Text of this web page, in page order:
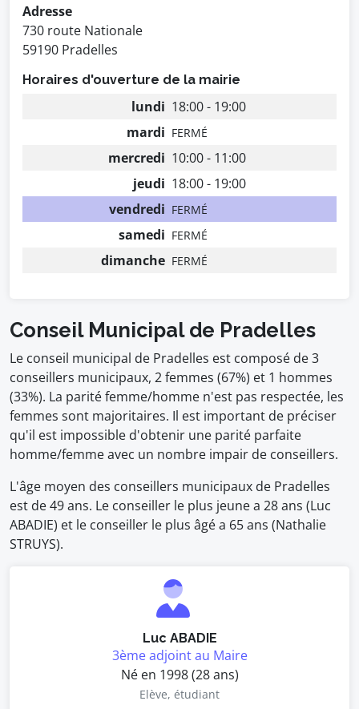
Adresse
730 route Nationale
59190 Pradelles
Horaires d'ouverture de la mairie
lundi 18:00 - 19:00
mardi FERMÉ
mercredi 10:00 - 11:00
jeudi 18:00 - 19:00
vendredi FERMÉ
samedi FERMÉ
dimanche FERMÉ
Conseil Municipal de Pradelles
Le conseil municipal de Pradelles est composé de 3
conseillers municipaux, 2 femmes (67%) et 1 hommes
(33%). La parité femme/homme n'est pas respectée, les
femmes sont majoritaires. Il est important de préciser
qu'il est impossible d'obtenir une parité parfaite
homme/femme avec un nombre impair de conseillers.
L'âge moyen des conseillers municipaux de Pradelles
est de 49 ans. Le conseiller le plus jeune a 28 ans (Luc
ABADIE) et le conseiller le plus âgé a 65 ans (Nathalie
STRUYS).
Luc ABADIE
3ème adjoint au Maire
Né en 1998 (28 ans)
Elève, étudiant